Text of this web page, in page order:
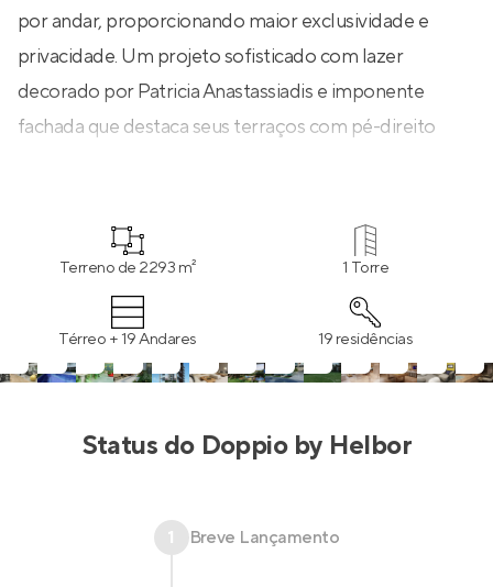
por andar, proporcionando maior exclusividade e
privacidade. Um projeto sofisticado com lazer
decorado por Patricia Anastassiadis e imponente
fachada que destaca seus terraços com pé-direito
Terreno de 2293 m² 1 Torre
Térreo + 19 Andares 19 residências
Status do Doppio by Helbor
1 Breve Lançamento